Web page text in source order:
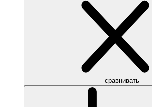
сравнивать